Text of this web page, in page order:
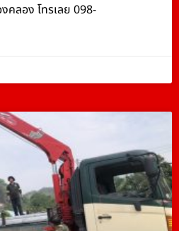
คลอง โทรเลย 098-